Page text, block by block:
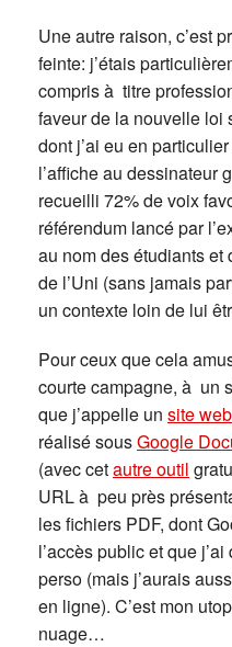
Une autre raison, c’est
feinte: j’étais
compris à titre
faveur de la nouvelle loi
dont j’ai eu en
l’affiche au dessinateur
recueilli 72% de voix
référendum lancé par
au nom des étudiants
de l’Uni (sans jamais
un contexte loin de lui
Pour ceux que cela
courte campagne, à un
que j’appelle un site web
réalisé sousGoogle
(avec cetautre outil
URL à peu près
les fichiers PDF, dont
l’accès public et que
perso (mais j’aurais
en ligne). C’est mon
nuage…